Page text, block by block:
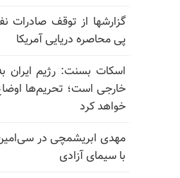
گزارشها از توقف صادرات
پی محاصره دریایی آمریکا
اسکات بسنت: رژیم ایران
خارجی است؛ تحریم‌ها
خواهد کرد
مهدی ابریشمچی در
با سیمای آزادی